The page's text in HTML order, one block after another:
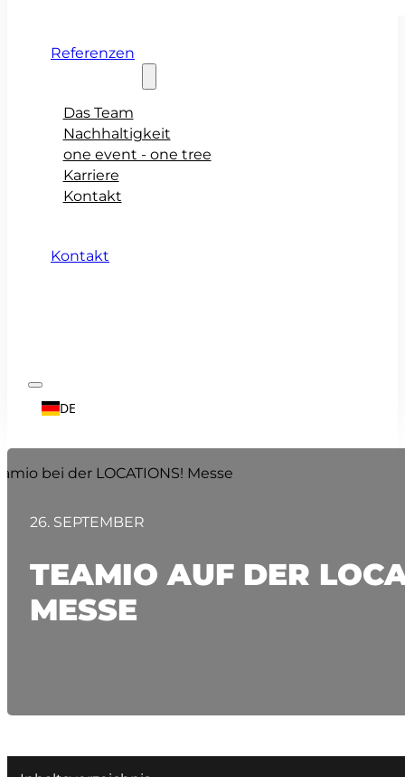
Referenzen
Das Team
Nachhaltigkeit
one event - one tree
Karriere
Kontakt
Kontakt
DE
26. SEPTEMBER
TEAMIO AUF DER
MESSE